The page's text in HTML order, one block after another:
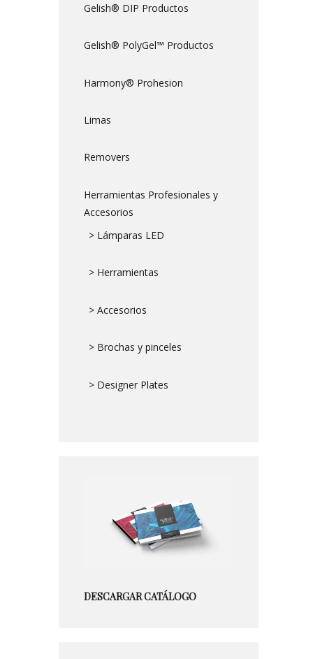
Gelish® DIP Productos
Gelish® PolyGel™ Productos
Harmony® Prohesion
Limas
Removers
Herramientas Profesionales y
Accesorios
> Lámparas LED
> Herramientas
> Accesorios
> Brochas y pinceles
> Designer Plates
DESCARGAR CATÁLOGO